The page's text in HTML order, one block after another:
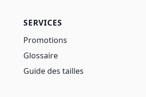
SERVICES
Promotions
Glossaire
Guide des tailles